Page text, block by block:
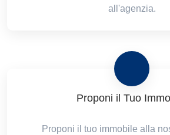
all'agenzia.
Proponi il Tuo
Proponi il tuo immobile alla